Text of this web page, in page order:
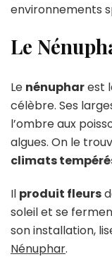
environnements
Le
Le nénupharest
célèbre. Ses
l’ombre aux
algues. On le
climats
Il produit fleurs
soleil et se
son installation,
Nénuphar.